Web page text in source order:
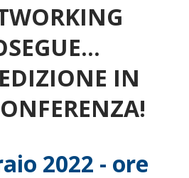
IN
2022 - ore